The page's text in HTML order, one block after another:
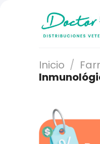
contenido
Inicio /